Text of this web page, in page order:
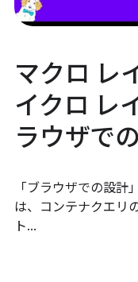
マクロ レ
イクロ レ
ラウザで
「ブラウザでの設計
は、コンテナクエリ
ト...